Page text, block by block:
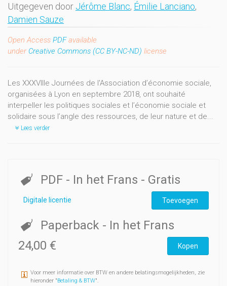
Uitgegeven door Jérôme Blanc, Émilie Lanciano,
Damien Sauze
Open Access PDFavailable
under Creative Commons (CC BY-NC-ND) license
Les XXXVIIIe Journées de l'Association d’économie sociale,
organisées à Lyon en septembre 2018, ont souhaité
interpeller les politiques sociales et l’économie sociale et
solidaire sous l’angle des ressources, de leur nature et de...
Lees verder
PDF - In het Frans - Gratis
Toevoegen
Digitale licentie
Paperback - In het Frans
24,00 €
Kopen
Voor meer informatie over BTW en andere belatingsmogelijkheden, zie
hieronder "Betaling & BTW".